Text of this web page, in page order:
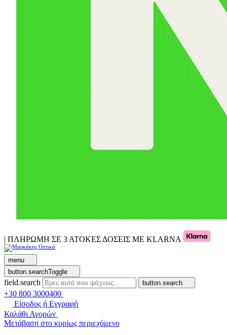
| ΠΛΗΡΩΜΗ ΣΕ 3 ΑΤΟΚΕΣ ΔΟΣΕΙΣ ΜΕ KLARNA
menu
button.searchToggle
field.search button.search
+30 800 3000400
Είσοδος ή Εγγραφή
Καλάθι Αγορών
Μετάβαση στο κυρίως περιεχόμενο